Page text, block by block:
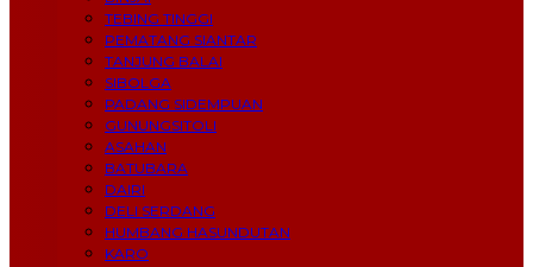
TEBING TINGGI
PEMATANG SIANTAR
TANJUNG BALAI
SIBOLGA
PADANG SIDEMPUAN
GUNUNGSITOLI
ASAHAN
BATUBARA
DAIRI
DELI SERDANG
HUMBANG HASUNDUTAN
KARO